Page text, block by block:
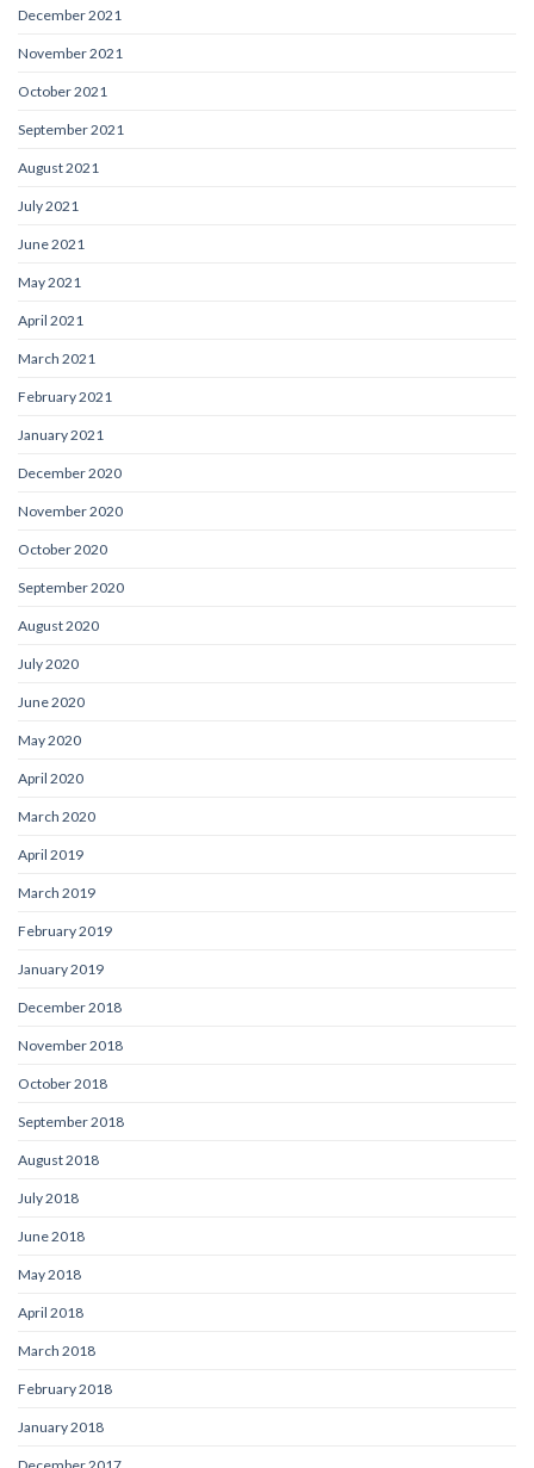
December 2021
November 2021
October 2021
September 2021
August 2021
July 2021
June 2021
May 2021
April 2021
March 2021
February 2021
January 2021
December 2020
November 2020
October 2020
September 2020
August 2020
July 2020
June 2020
May 2020
April 2020
March 2020
April 2019
March 2019
February 2019
January 2019
December 2018
November 2018
October 2018
September 2018
August 2018
July 2018
June 2018
May 2018
April 2018
March 2018
February 2018
January 2018